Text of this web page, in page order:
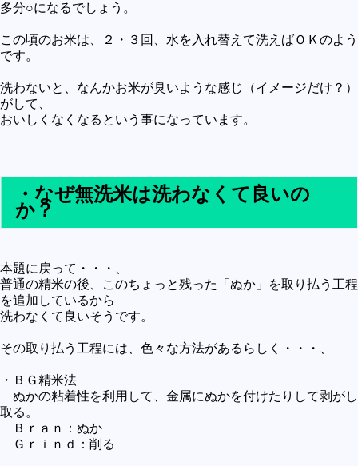
多分○になるでしょう。
この頃のお米は、２・３回、水を入れ替えて洗えばＯＫのよう
です。
洗わないと、なんかお米が臭いような感じ（イメージだけ？）
がして、
おいしくなくなるという事になっています。
・なぜ無洗米は洗わなくて良いの
か？
本題に戻って・・・、
普通の精米の後、このちょっと残った「ぬか」を取り払う工程
を追加しているから
洗わなくて良いそうです。
その取り払う工程には、色々な方法があるらしく・・・、
・ＢＧ精米法
ぬかの粘着性を利用して、金属にぬかを付けたりして剥がし
取る。
Ｂｒａｎ：ぬか
Ｇｒｉｎｄ：削る